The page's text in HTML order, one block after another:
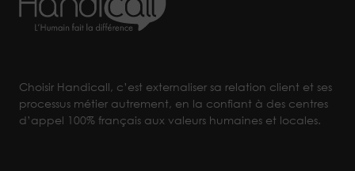
Choisir Handicall, c’est externaliser sa relation client et ses
processus métier autrement, en la confiant à des centres
d’appel 100% français aux valeurs humaines et locales.